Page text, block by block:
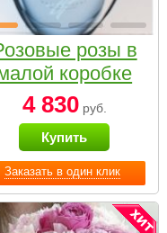
Заказать в один клик
розы в
коробке
4 830руб.
Купить